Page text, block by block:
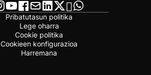
Pribatutasun politika
Lege oharra
Cookie politika
Cookieen konfigurazioa
Harremana